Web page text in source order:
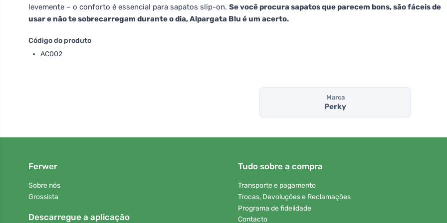
levemente – o conforto é essencial para sapatos slip-on. Se você procura sapatos que parecem bons, são fáceis de
usar e não te sobrecarregam durante o dia, Alpargata Blu é um acerto.
Código do produto
AC002
Marca
Perky
Ferwer
Sobre nós
Grossista
Descarregue a aplicação
Tudo sobre a compra
Transporte e pagamento
Trocas, Devoluções e Reclamações
Programa de fidelidade
Contacto